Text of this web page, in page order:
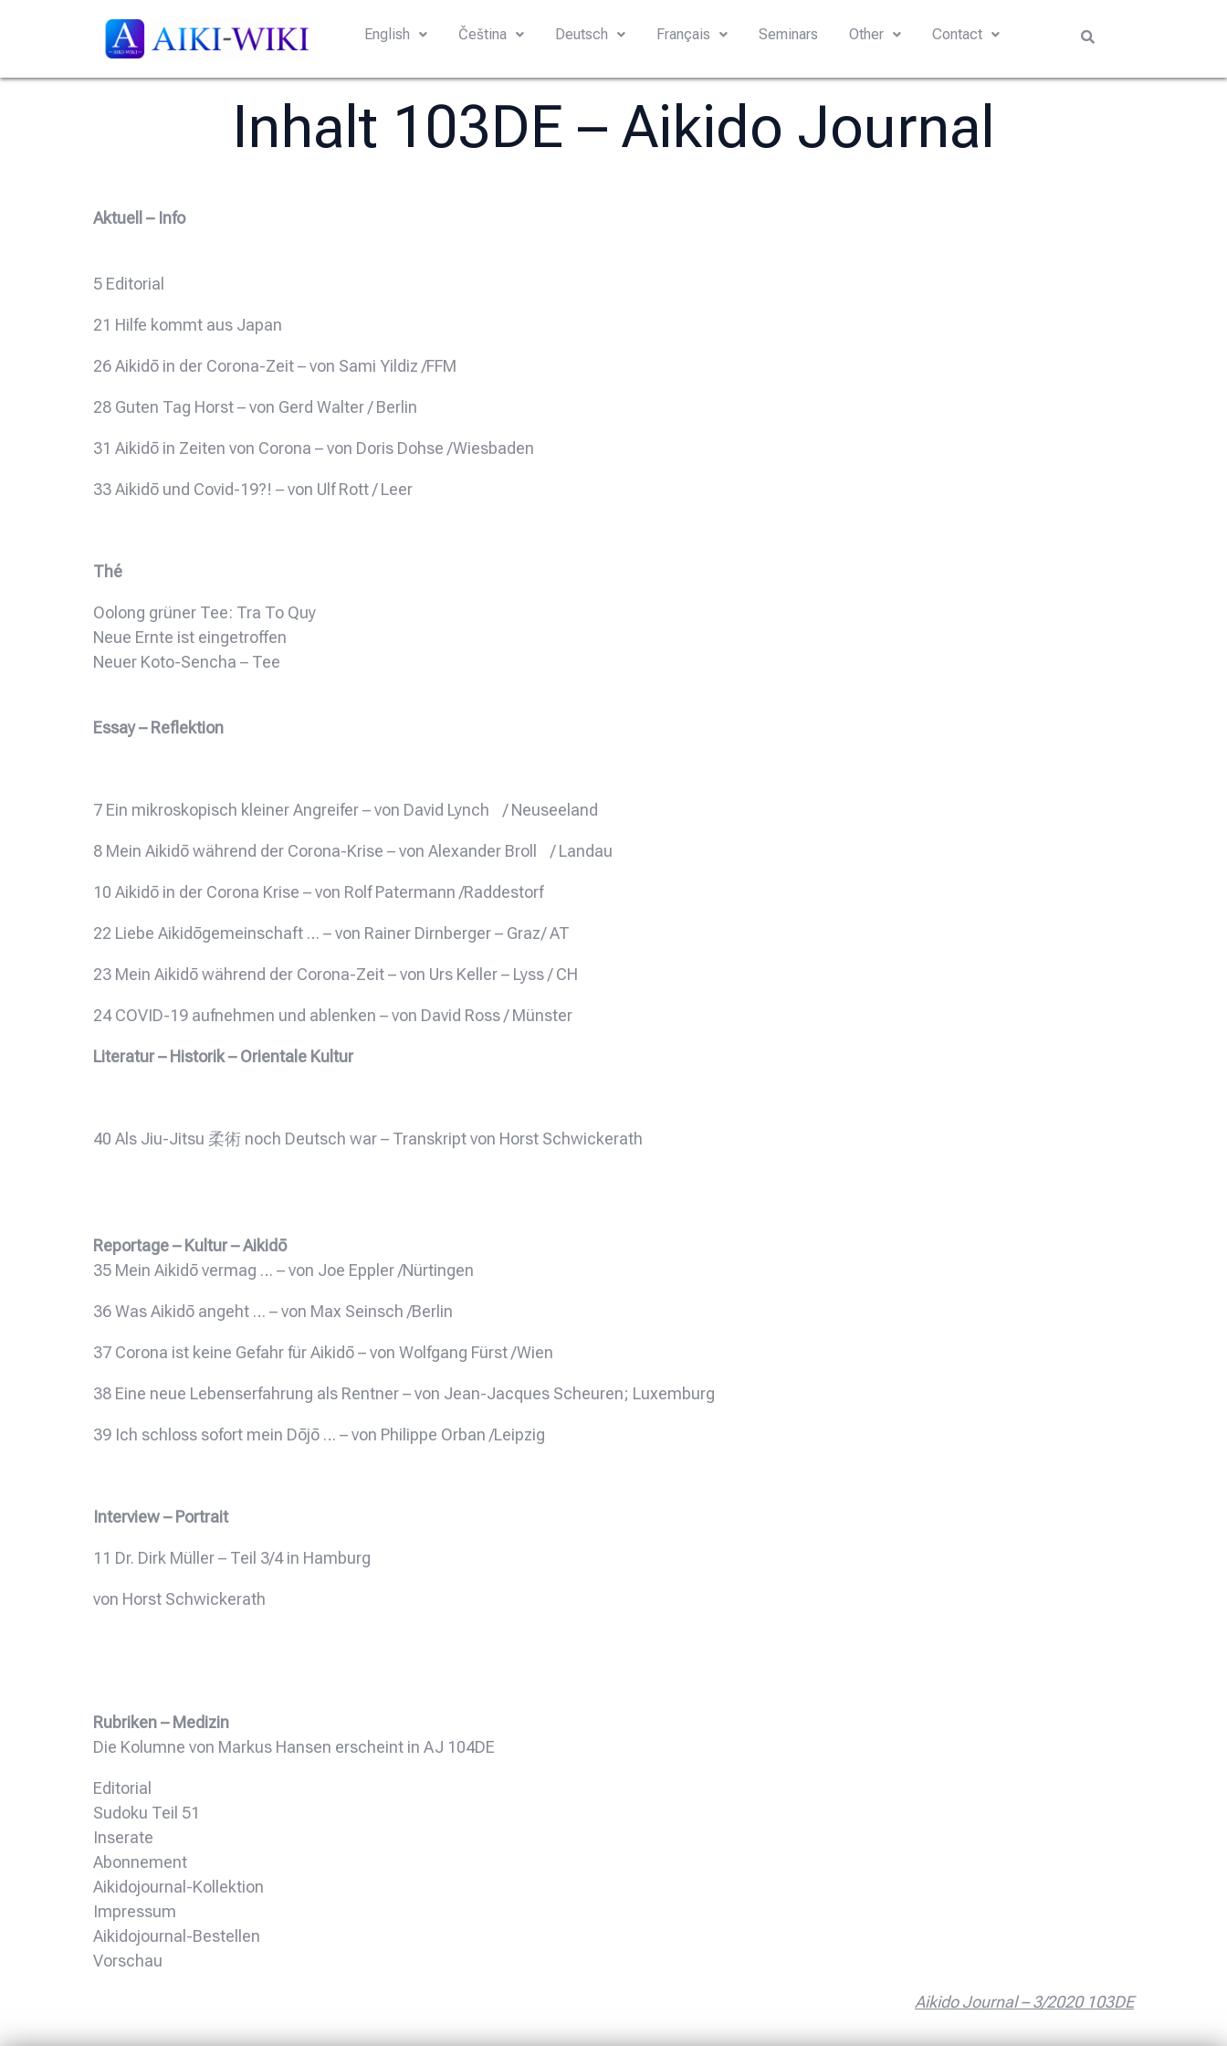
English Čeština Deutsch Français Seminars Other Contact
Inhalt 103DE – Aikido Journal
Aktuell – Info
5 Editorial
21 Hilfe kommt aus Japan
26 Aikidō in der Corona-Zeit – von Sami Yildiz /FFM
28 Guten Tag Horst – von Gerd Walter / Berlin
31 Aikidō in Zeiten von Corona – von Doris Dohse /Wiesbaden
33 Aikidō und Covid-19?! – von Ulf Rott / Leer
Thé
Oolong grüner Tee: Tra To Quy
Neue Ernte ist eingetroffen
Neuer Koto-Sencha – Tee
Essay – Reflektion
7 Ein mikroskopisch kleiner Angreifer – von David Lynch / Neuseeland
8 Mein Aikidō während der Corona-Krise – von Alexander Broll / Landau
10 Aikidō in der Corona Krise – von Rolf Patermann /Raddestorf
22 Liebe Aikidōgemeinschaft … – von Rainer Dirnberger – Graz/ AT
23 Mein Aikidō während der Corona-Zeit – von Urs Keller – Lyss / CH
24 COVID-19 aufnehmen und ablenken – von David Ross / Münster
Literatur – Historik – Orientale Kultur
40 Als Jiu-Jitsu 柔術 noch Deutsch war – Transkript von Horst Schwickerath
Reportage – Kultur – Aikidō
35 Mein Aikidō vermag … – von Joe Eppler /Nürtingen
36 Was Aikidō angeht … – von Max Seinsch /Berlin
37 Corona ist keine Gefahr für Aikidō – von Wolfgang Fürst /Wien
38 Eine neue Lebenserfahrung als Rentner – von Jean-Jacques Scheuren; Luxemburg
39 Ich schloss sofort mein Dōjō … – von Philippe Orban /Leipzig
Interview – Portrait
11 Dr. Dirk Müller – Teil 3/4 in Hamburg
von Horst Schwickerath
Rubriken – Medizin
Die Kolumne von Markus Hansen erscheint in AJ 104DE
Editorial
Sudoku Teil 51
Inserate
Abonnement
Aikidojournal-Kollektion
Impressum
Aikidojournal-Bestellen
Vorschau
Aikido Journal – 3/2020 103DE